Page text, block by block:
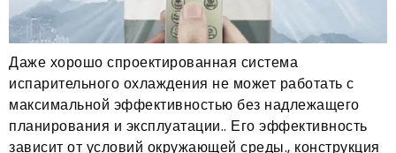
Даже хорошо спроектированная система
испарительного охлаждения не может работать с
максимальной эффективностью без надлежащего
планирования и эксплуатации.. Его эффективность
зависит от условий окружающей среды., конструкция